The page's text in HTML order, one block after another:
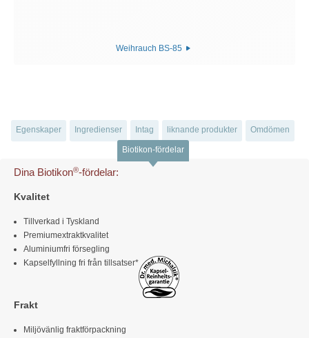
Weihrauch BS-85
Egenskaper Ingredienser Intag liknande produkter Omdömen
Biotikon-fördelar
Dina Biotikon®-fördelar:
Kvalitet
Tillverkad i Tyskland
Premiumextraktkvalitet
Aluminiumfri försegling
Kapselfyllning fri från tillsatser*
Frakt
Miljövänlig fraktförpackning